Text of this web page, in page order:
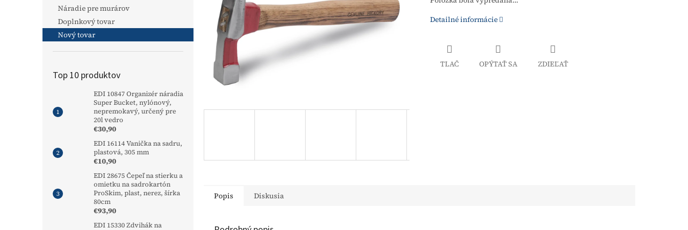
Náradie pre murárov
Doplnkový tovar
Nový tovar
Top 10 produktov
EDI 10847 Organizér náradia
Super Bucket, nylónový,
nepremokavý, určený pre
20l vedro
€30,90
EDI 16114 Vanička na sadru,
plastová, 305 mm
€10,90
EDI 28675 Čepeľ na stierku a
omietku na sadrokartón
ProSkim, plast, nerez, šírka
80cm
€93,90
EDI 15330 Zdvihák na
Detailné informácie
TLAČ OPÝTAŤ SA ZDIEĽAŤ
Popis Diskusia